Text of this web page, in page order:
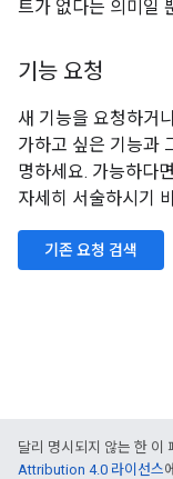
트가 없다는 의미일
기능 요청
새 기능을 요청하거
가하고 싶은 기능과
명하세요. 가능하다
자세히 서술하시기
기존 요청 검색
달리 명시되지 않는 한 이
Attribution 4.0 라이선스